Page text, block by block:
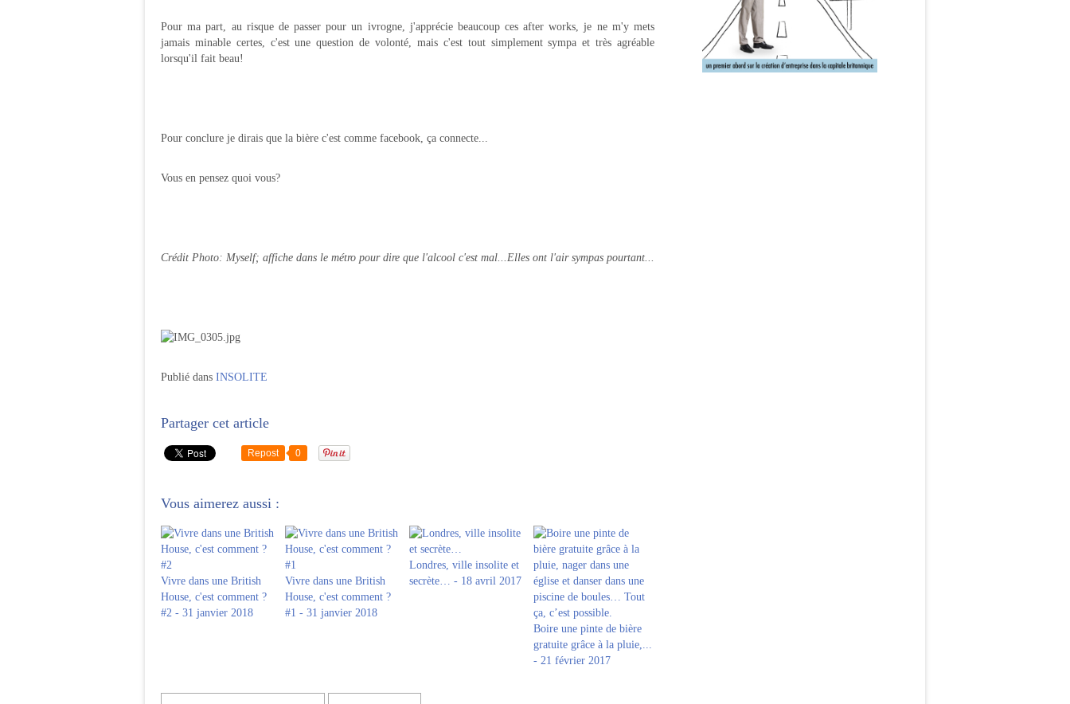
Pour ma part, au risque de passer pour un ivrogne, j'apprécie beaucoup ces after works, je ne m'y mets
jamais minable certes, c'est une question de volonté, mais c'est tout simplement sympa et très agréable
lorsqu'il fait beau!
Pour conclure je dirais que la bière c'est comme facebook, ça connecte...
Vous en pensez quoi vous?
Crédit Photo: Myself; affiche dans le métro pour dire que l'alcool c'est mal...Elles ont l'air sympas pourtant...
Publié dans INSOLITE
Partager cet article
Repost 0
Vous aimerez aussi :
Vivre dans une British
House, c'est comment ?
#2 - 31 janvier 2018
Vivre dans une British
House, c'est comment ?
#1 - 31 janvier 2018
Londres, ville insolite et
secrète… - 18 avril 2017
Boire une pinte de bière
gratuite grâce à la pluie,...
- 21 février 2017